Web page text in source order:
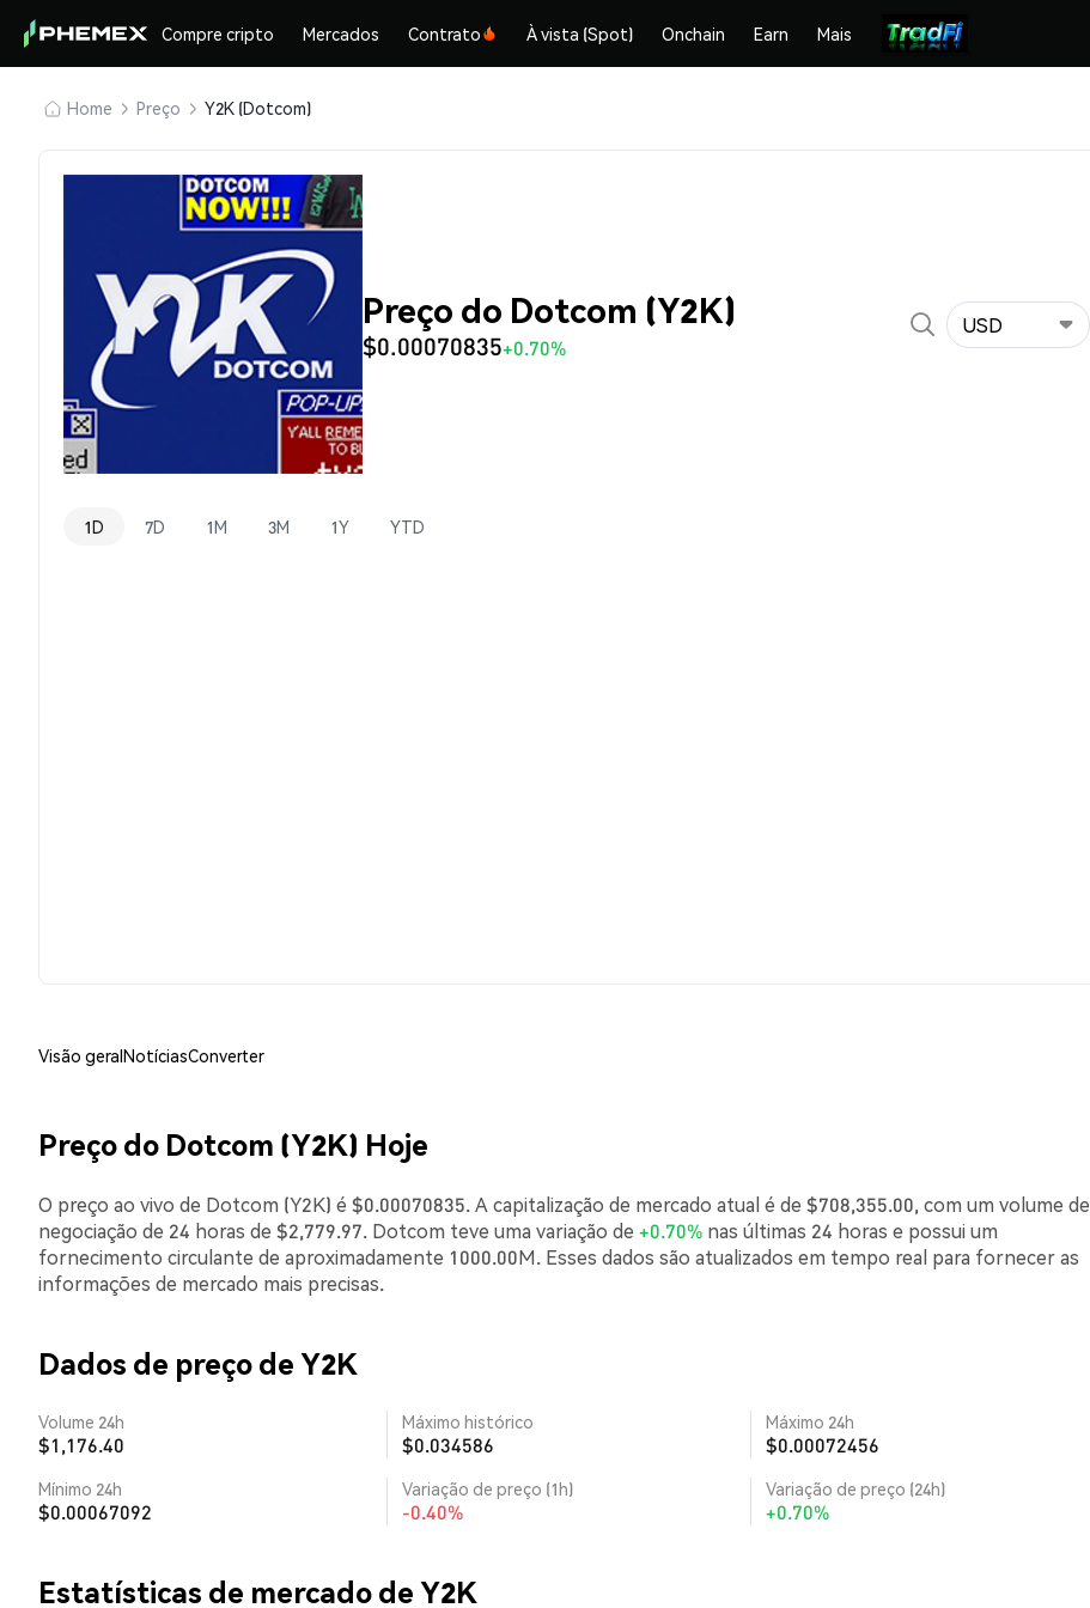
Compre cripto Mercados Contrato À vista (Spot) Onchain Earn Mais
Home Preço Y2K (Dotcom)
Preço do Dotcom (Y2K)
$0.00070835+0.70%
USD
1D 7D 1M 3M 1Y YTD
Visão geralNotíciasConverter
Preço do Dotcom (Y2K) Hoje
O preço ao vivo de Dotcom (Y2K) é $0.00070835. A capitalização de mercado atual é de $708,355.00, com um volume de
negociação de 24 horas de $2,779.97. Dotcom teve uma variação de +0.70% nas últimas 24 horas e possui um
fornecimento circulante de aproximadamente 1000.00M. Esses dados são atualizados em tempo real para fornecer as
informações de mercado mais precisas.
Dados de preço de Y2K
Volume 24h
$1,176.40
Máximo histórico
$0.034586
Máximo 24h
$0.00072456
Mínimo 24h
$0.00067092
Variação de preço (1h)
-0.40%
Variação de preço (24h)
+0.70%
Estatísticas de mercado de Y2K